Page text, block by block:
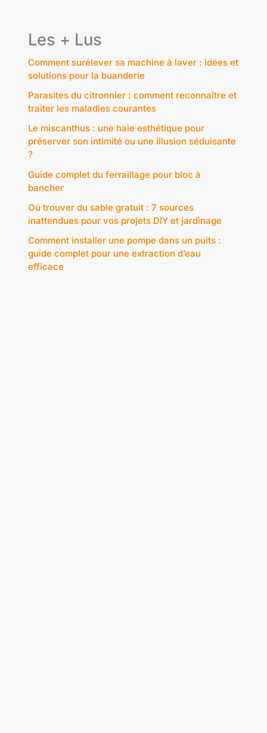
Les + Lus
Comment surélever sa machine à laver : idées et
solutions pour la buanderie
Parasites du citronnier : comment reconnaître et
traiter les maladies courantes
Le miscanthus : une haie esthétique pour
préserver son intimité ou une illusion séduisante
?
Guide complet du ferraillage pour bloc à
bancher
Où trouver du sable gratuit : 7 sources
inattendues pour vos projets DIY et jardinage
Comment installer une pompe dans un puits :
guide complet pour une extraction d’eau
efficace